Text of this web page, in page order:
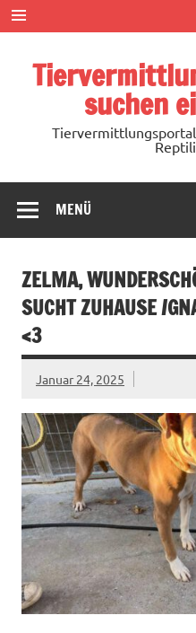
Zum
Inhalt
springen
suchen
MENÜ
ZELMA,
SUCHT ZUHAUSE /
<3
Januar 24, 2025